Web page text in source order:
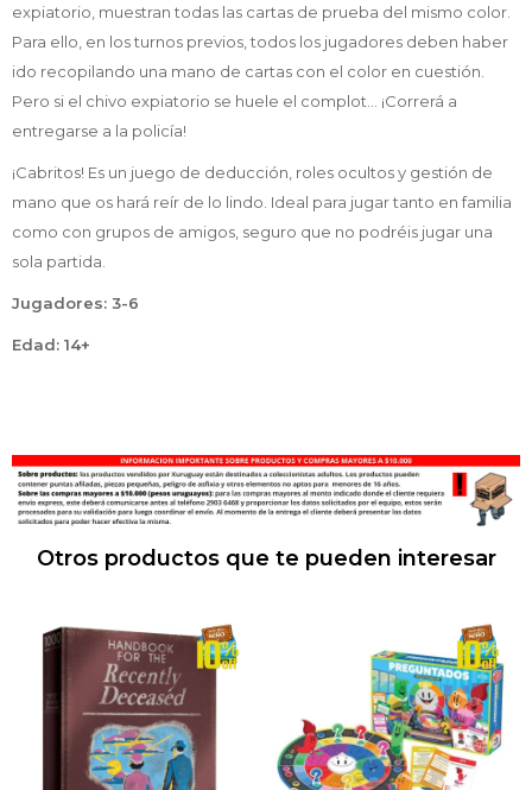
expiatorio, muestran todas las cartas de prueba del mismo color.
Para ello, en los turnos previos, todos los jugadores deben haber
ido recopilando una mano de cartas con el color en cuestión.
Pero si el chivo expiatorio se huele el complot... ¡Correrá a
entregarse a la policía!
¡Cabritos! Es un juego de deducción, roles ocultos y gestión de
mano que os hará reír de lo lindo. Ideal para jugar tanto en familia
como con grupos de amigos, seguro que no podréis jugar una
sola partida.
Jugadores: 3-6
Edad: 14+
Otros productos que te pueden interesar